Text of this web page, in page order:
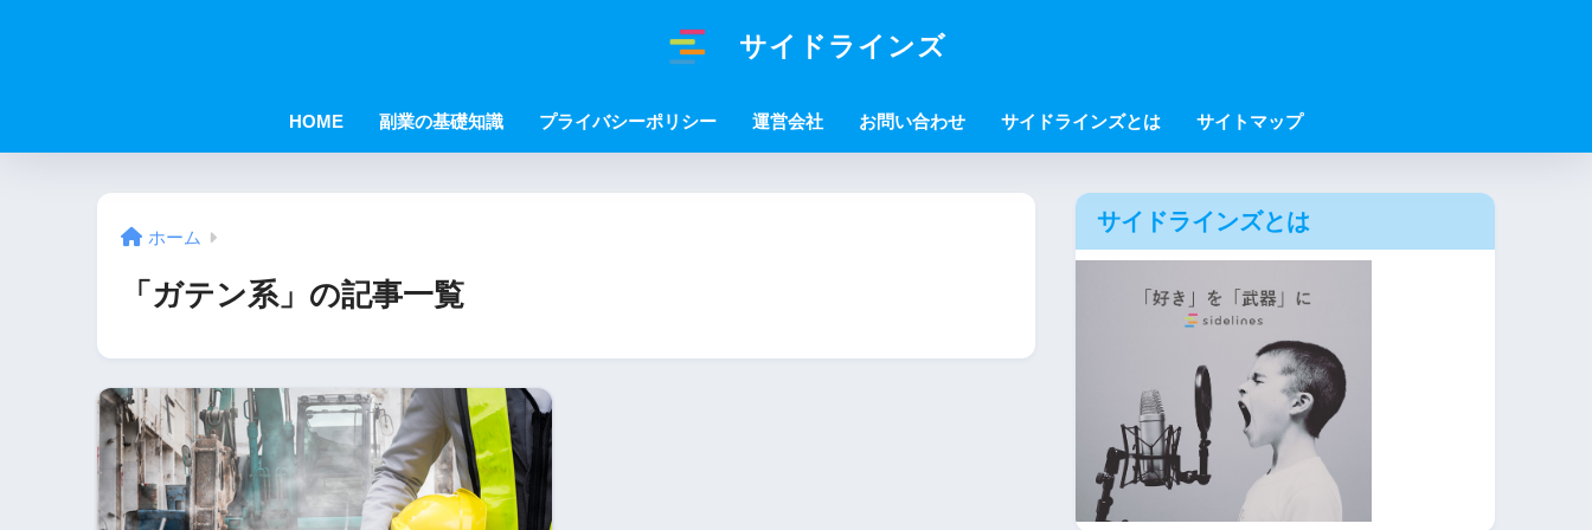
サイドラインズ
HOME 副業の基礎知識 プライバシーポリシー 運営会社 お問い合わせ サイドラインズとは サイトマップ
ホーム
「ガテン系」の記事一覧
サイドラインズとは